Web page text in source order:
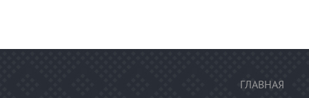
ГЛАВНАЯ